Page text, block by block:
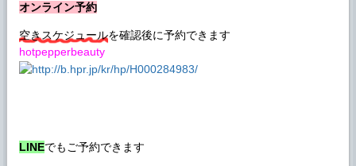
オンライン予約
空きスケジュールを確認後に予約できます
hotpepperbeauty
LINEでもご予約できます